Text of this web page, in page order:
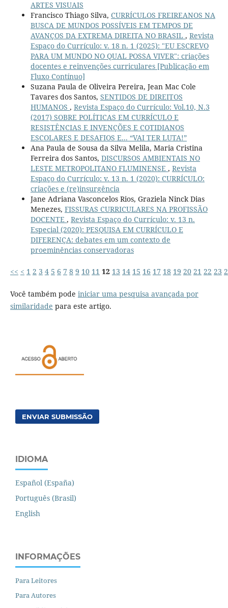
ARTES VISUAIS
Francisco Thiago Silva, CURRÍCULOS FREIREANOS NA
BUSCA DE MUNDOS POSSÍVEIS EM TEMPOS DE
AVANÇOS DA EXTREMA DIREITA NO BRASIL , Revista
Espaço do Currículo: v. 18 n. 1 (2025): "EU ESCREVO
PARA UM MUNDO NO QUAL POSSA VIVER": criações
docentes e reinvenções curriculares [Publicação em
Fluxo Contínuo]
Suzana Paula de Oliveira Pereira, Jean Mac Cole
Tavares dos Santos, SENTIDOS DE DIREITOS
HUMANOS , Revista Espaço do Currículo: Vol.10, N.3
(2017) SOBRE POLÍTICAS EM CURRÍCULO E
RESISTÊNCIAS E INVENÇÕES E COTIDIANOS
ESCOLARES E DESAFIOS E... “VAI TER LUTA!”
Ana Paula de Sousa da Silva Melila, Maria Cristina
Ferreira dos Santos, DISCURSOS AMBIENTAIS NO
LESTE METROPOLITANO FLUMINENSE , Revista
Espaço do Currículo: v. 13 n. 1 (2020): CURRÍCULO:
criações e (re)insurgência
Jane Adriana Vasconcelos Rios, Graziela Ninck Dias
Menezes, FISSURAS CURRICULARES NA PROFISSÃO
DOCENTE , Revista Espaço do Currículo: v. 13 n.
Especial (2020): PESQUISA EM CURRÍCULO E
DIFERENÇA: debates em um contexto de
proeminências conservadoras
<< < 1 2 3 4 5 6 7 8 9 10 11 12 13 14 15 16 17 18 19 20 21 22 23
Você também pode iniciar uma pesquisa avançada por
similaridade para este artigo.
ENVIAR SUBMISSÃO
IDIOMA
Español (España)
Português (Brasil)
English
INFORMAÇÕES
Para Leitores
Para Autores